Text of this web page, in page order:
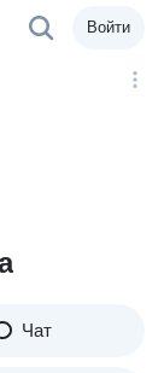
Войти
Чат